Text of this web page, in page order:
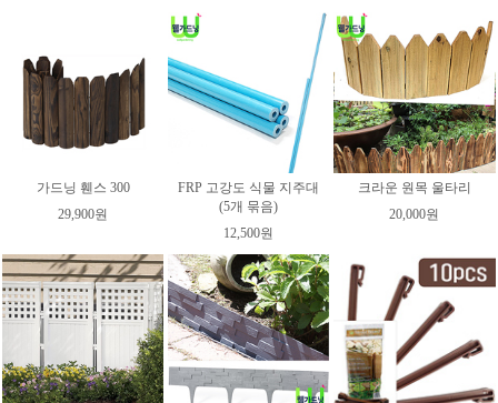
가드닝 휀스 300
29,900원
FRP 고강도 식물 지주대
(5개 묶음)
12,500원
크라운 원목 울타리
20,000원